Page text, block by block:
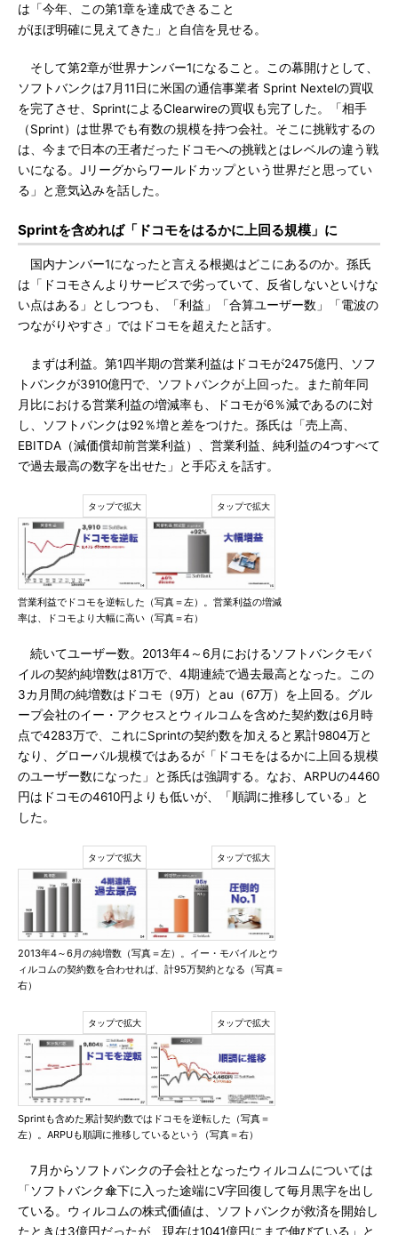
は「今年、この第1章を達成できること
がほぼ明確に見えてきた」と自信を見せる。
そして第2章が世界ナンバー1になること。この幕開けとして、
ソフトバンクは7月11日に米国の通信事業者 Sprint Nextelの買収
を完了させ、SprintによるClearwireの買収も完了した。「相手
（Sprint）は世界でも有数の規模を持つ会社。そこに挑戦するの
は、今まで日本の王者だったドコモへの挑戦とはレベルの違う戦
いになる。Jリーグからワールドカップという世界だと思ってい
る」と意気込みを話した。
Sprintを含めれば「ドコモをはるかに上回る規模」に
国内ナンバー1になったと言える根拠はどこにあるのか。孫氏
は「ドコモさんよりサービスで劣っていて、反省しないといけな
い点はある」としつつも、「利益」「合算ユーザー数」「電波の
つながりやすさ」ではドコモを超えたと話す。
まずは利益。第1四半期の営業利益はドコモが2475億円、ソフ
トバンクが3910億円で、ソフトバンクが上回った。また前年同
月比における営業利益の増減率も、ドコモが6％減であるのに対
し、ソフトバンクは92％増と差をつけた。孫氏は「売上高、
EBITDA（減価償却前営業利益）、営業利益、純利益の4つすべて
で過去最高の数字を出せた」と手応えを話す。
営業利益でドコモを逆転した（写真＝左）。営業利益の増減
率は、ドコモより大幅に高い（写真＝右）
続いてユーザー数。2013年4～6月におけるソフトバンクモバ
イルの契約純増数は81万で、4期連続で過去最高となった。この
3カ月間の純増数はドコモ（9万）とau（67万）を上回る。グル
ープ会社のイー・アクセスとウィルコムを含めた契約数は6月時
点で4283万で、これにSprintの契約数を加えると累計9804万と
なり、グローバル規模ではあるが「ドコモをはるかに上回る規模
のユーザー数になった」と孫氏は強調する。なお、ARPUの4460
円はドコモの4610円よりも低いが、「順調に推移している」と
した。
2013年4～6月の純増数（写真＝左）。イー・モバイルとウ
ィルコムの契約数を合わせれば、計95万契約となる（写真＝
右）
Sprintも含めた累計契約数ではドコモを逆転した（写真＝
左）。ARPUも順調に推移しているという（写真＝右）
7月からソフトバンクの子会社となったウィルコムについては
「ソフトバンク傘下に入った途端にV字回復して毎月黒字を出し
ている。ウィルコムの株式価値は、ソフトバンクが救済を開始し
たときは3億円だったが、現在は1041億円にまで伸びている」と